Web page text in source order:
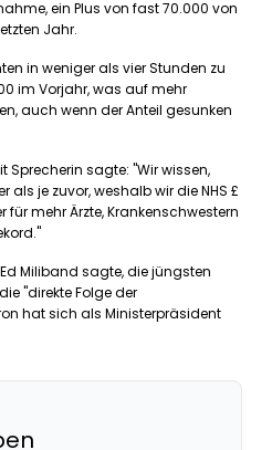
ein Plus von fast 70.000 von
Jahr.
in weniger als vier Stunden zu
im Vorjahr, was auf mehr
auch wenn der Anteil gesunken
Sprecherin sagte: "Wir wissen,
als je zuvor, weshalb wir die NHS £
mehr Ärzte, Krankenschwestern
Miliband sagte, die jüngsten
"direkte Folge der
hat sich als Ministerpräsident